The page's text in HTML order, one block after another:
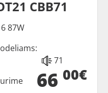
CBB71
87W
71
66 00€